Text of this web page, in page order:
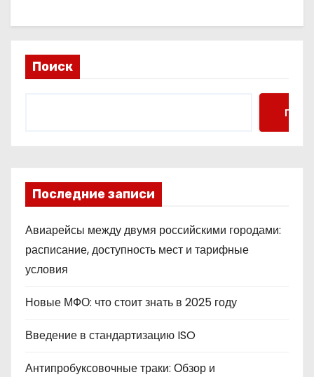
Поиск
Поиск
Последние записи
Авиарейсы между двумя российскими городами:
расписание, доступность мест и тарифные
условия
Новые МФО: что стоит знать в 2025 году
Введение в стандартизацию ISO
Антипробуксовочные траки: Обзор и